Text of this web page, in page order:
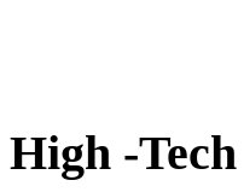
High -Tech